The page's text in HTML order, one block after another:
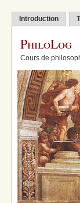
Introduction
PhiloLog
Cours de